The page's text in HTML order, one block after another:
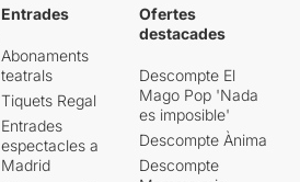
Entrades
Abonaments
teatrals
Tiquets Regal
Entrades
espectacles a
Madrid
Ofertes
destacades
Descompte El
Mago Pop 'Nada
es imposible'
Descompte Ànima
Descompte